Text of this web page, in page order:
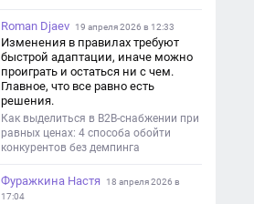
Roman Djaev 19 апреля 2026 в 12:33
Изменения в правилах требуют
быстрой адаптации, иначе можно
проиграть и остаться ни с чем.
Главное, что все равно есть
решения.
Как выделиться в B2B-снабжении при
равных ценах: 4 способа обойти
конкурентов без демпинга
Фуражкина Настя
18 апреля 2026 в
17:04